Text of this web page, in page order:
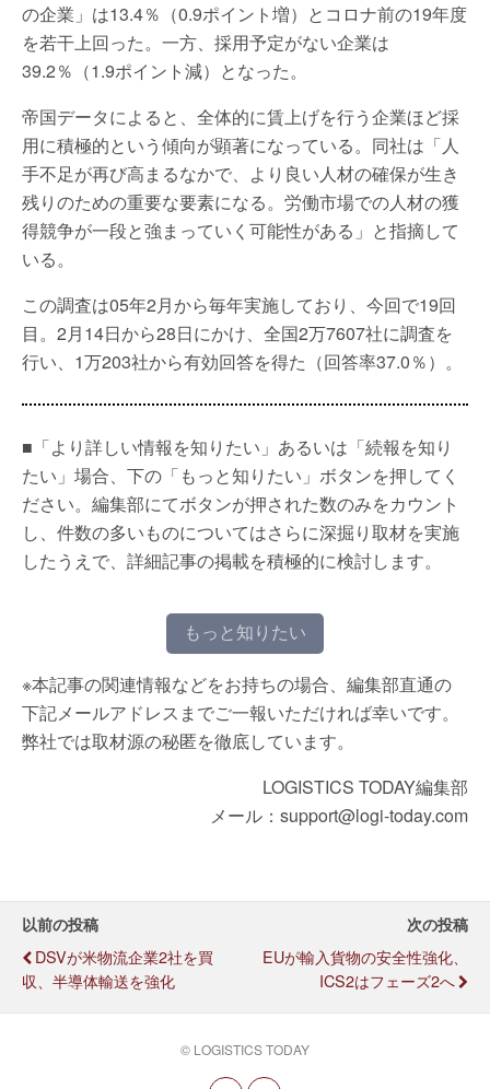
の企業」は13.4％（0.9ポイント増）とコロナ前の19年度
を若干上回った。一方、採用予定がない企業は
39.2％（1.9ポイント減）となった。
帝国データによると、全体的に賃上げを行う企業ほど採
用に積極的という傾向が顕著になっている。同社は「人
手不足が再び高まるなかで、より良い人材の確保が生き
残りのための重要な要素になる。労働市場での人材の獲
得競争が一段と強まっていく可能性がある」と指摘して
いる。
この調査は05年2月から毎年実施しており、今回で19回
目。2月14日から28日にかけ、全国2万7607社に調査を
行い、1万203社から有効回答を得た（回答率37.0％）。
■「より詳しい情報を知りたい」あるいは「続報を知り
たい」場合、下の「もっと知りたい」ボタンを押してく
ださい。編集部にてボタンが押された数のみをカウント
し、件数の多いものについてはさらに深掘り取材を実施
したうえで、詳細記事の掲載を積極的に検討します。
もっと知りたい
※本記事の関連情報などをお持ちの場合、編集部直通の
下記メールアドレスまでご一報いただければ幸いです。
弊社では取材源の秘匿を徹底しています。
LOGISTICS TODAY編集部
メール：support@logi-today.com
以前の投稿
DSVが米物流企業2社を買
収、半導体輸送を強化
次の投稿
EUが輸入貨物の安全性強化、
ICS2はフェーズ2へ
© LOGISTICS TODAY